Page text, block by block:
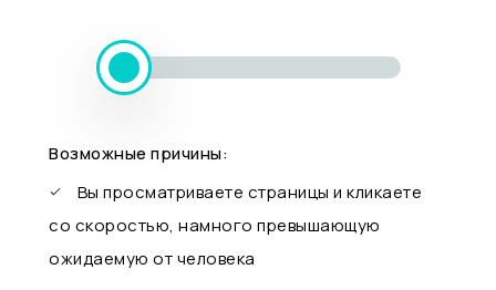
Возможные причины:
Вы просматриваете страницы и кликаете
со скоростью, намного превышающую
ожидаемую от человека